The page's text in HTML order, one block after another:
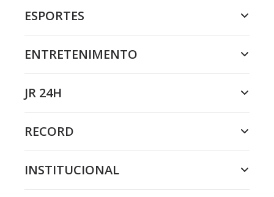
ESPORTES
ENTRETENIMENTO
JR 24H
RECORD
INSTITUCIONAL